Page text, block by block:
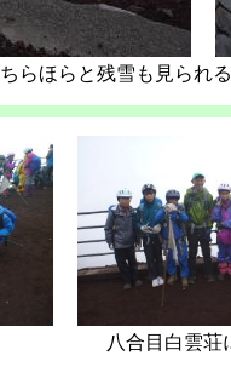
ちらほらと残雪も見られ
八合目白雲荘